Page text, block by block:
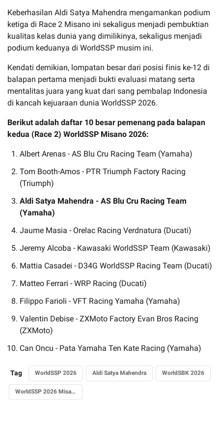
Keberhasilan Aldi Satya Mahendra mengamankan podium
ketiga di Race 2 Misano ini sekaligus menjadi pembuktian
kualitas kelas dunia yang dimilikinya, sekaligus menjadi
podium keduanya di WorldSSP musim ini.
Kendati demikian, lompatan besar dari posisi finis ke-12 di
balapan pertama menjadi bukti evaluasi matang serta
mentalitas juara yang kuat dari sang pembalap Indonesia
di kancah kejuaraan dunia WorldSSP 2026.
Berikut adalah daftar 10 besar pemenang pada balapan
kedua (Race 2) WorldSSP Misano 2026:
Albert Arenas - AS Blu Cru Racing Team (Yamaha)
Tom Booth-Amos - PTR Triumph Factory Racing
(Triumph)
Aldi Satya Mahendra - AS Blu Cru Racing Team
(Yamaha)
Jaume Masia - Orelac Racing Verdnatura (Ducati)
Jeremy Alcoba - Kawasaki WorldSSP Team (Kawasaki)
Mattia Casadei - D34G WorldSSP Racing Team (Ducati)
Matteo Ferrari - WRP Racing (Ducati)
Filippo Farioli - VFT Racing Yamaha (Yamaha)
Valentin Debise - ZXMoto Factory Evan Bros Racing
(ZXMoto)
Can Oncu - Pata Yamaha Ten Kate Racing (Yamaha)
Tag WorldSSP 2026 Aldi Satya Mahendra WorldSBK 2026
WorldSSP 2026 Misano